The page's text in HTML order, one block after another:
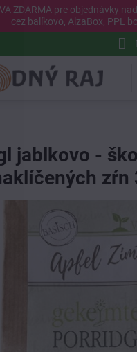
ZDARMA pre objednávky
cez balíkovo, AlzaBox, PPL
jablkovo -
zŕn